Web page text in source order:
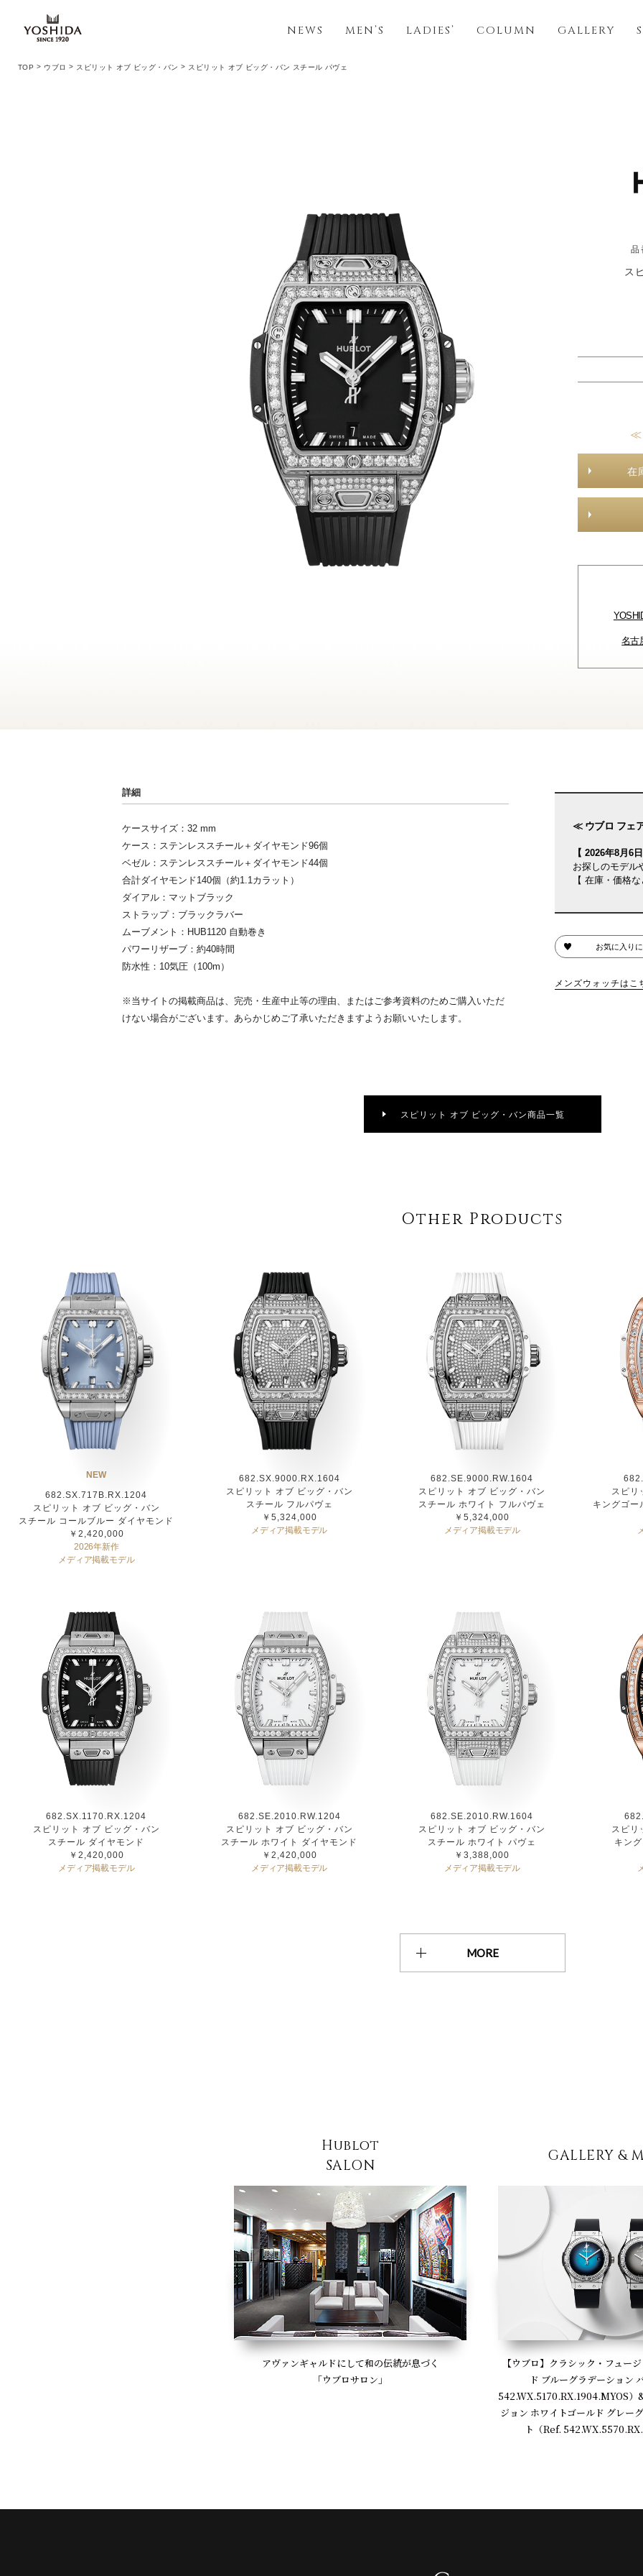
NEWS MEN’S LADIES’ COLUMN GALLERY
ス
≪
在
名古
TOP ウブロ スピリット オブ ビッグ・バン スピリット オブ ビッグ・バン スチール パヴェ
詳細
ケースサイズ：32 mm
ケース：ステンレススチール＋ダイヤモンド96個
ベゼル：ステンレススチール＋ダイヤモンド44個
合計ダイヤモンド140個（約1.1カラット）
ダイアル：マットブラック
ストラップ：ブラックラバー
ムーブメント：HUB1120 自動巻き
パワーリザーブ：約40時間
防水性：10気圧（100m）
※当サイトの掲載商品は、完売・生産中止等の理由、またはご参考資料のためご購入いただ
けない場合がございます。あらかじめご了承いただきますようお願いいたします。
≪ ウブロ フェ
【 2026年8月6
お探しのモデル
【 在庫・価格
お気に入り
メンズウォッチはこ
スピリット オブ ビッグ・バン商品一覧
Other Products
NEW
682.SX.717B.RX.1204
スピリット オブ ビッグ・バン
スチール コールブルー ダイヤモンド
￥2,420,000
2026年新作
メディア掲載モデル
682.SX.9000.RX.1604
スピリット オブ ビッグ・バン
スチール フルパヴェ
￥5,324,000
メディア掲載モデル
682.SE.9000.RW.1604
スピリット オブ ビッグ・バン
スチール ホワイト フルパヴェ
￥5,324,000
メディア掲載モデル
スピリ
キングゴー
682.SX.1170.RX.1204
スピリット オブ ビッグ・バン
スチール ダイヤモンド
￥2,420,000
メディア掲載モデル
682.SE.2010.RW.1204
スピリット オブ ビッグ・バン
スチール ホワイト ダイヤモンド
￥2,420,000
メディア掲載モデル
682.SE.2010.RW.1604
スピリット オブ ビッグ・バン
スチール ホワイト パヴェ
￥3,388,000
メディア掲載モデル
スピリ
キン
MORE
Hublot
SALON
アヴァンギャルドにして和の伝統が息づく
「ウブロサロン」
GALLERY &
【ウブロ】クラシック・フュー
ド ブルーグラデーション
542.WX.5170.RX.1904.MYOS）
ジョン ホワイトゴールド グレー
ト（Ref.